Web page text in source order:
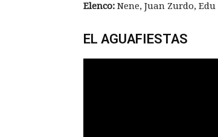
Elenco: Nene, Juan Zurdo,
EL AGUAFIESTAS